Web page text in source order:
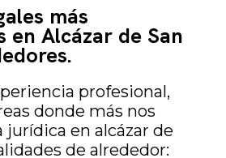
más
en Alcázar de San
profesional,
donde más nos
en alcázar de
de alrededor: